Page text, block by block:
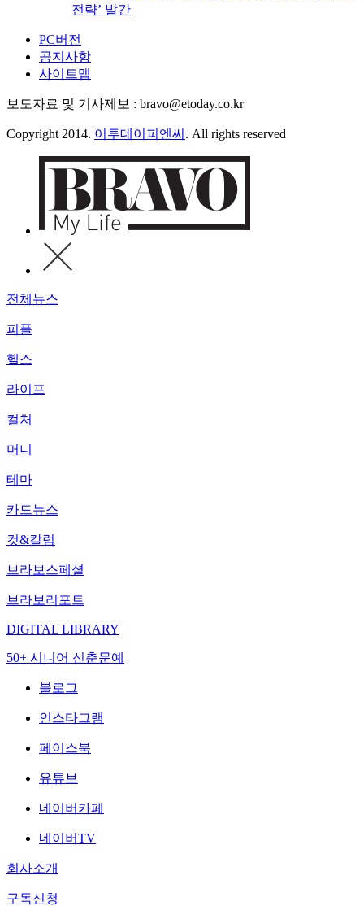
전략’ 발간
PC버전
공지사항
사이트맵
보도자료 및 기사제보 : bravo@etoday.co.kr
Copyright 2014. 이투데이피엔씨 . All rights reserved
전체뉴스
피플
헬스
라이프
컬처
머니
테마
카드뉴스
컷&칼럼
브라보스페셜
브라보리포트
DIGITAL LIBRARY
50+ 시니어 신춘문예
블로그
인스타그램
페이스북
유튜브
네이버카페
네이버TV
회사소개
구독신청